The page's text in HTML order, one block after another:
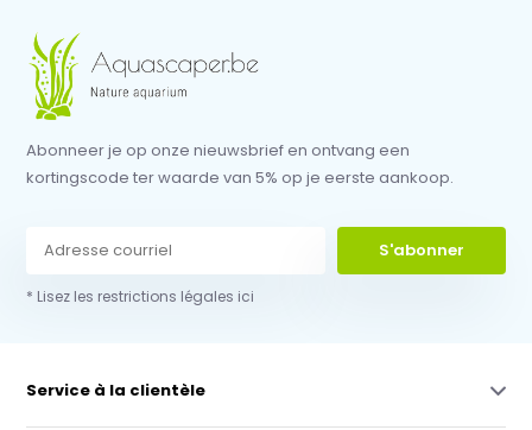
Abonneer je op onze nieuwsbrief en ontvang een
kortingscode ter waarde van 5% op je eerste aankoop.
S'abonner
* Lisez les restrictions légales ici
Service à la clientèle